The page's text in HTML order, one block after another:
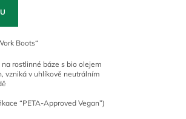
Boots“
rostlinné báze s bio olejem
vzniká v uhlíkově neutrálním
“PETA-Approved Vegan”)